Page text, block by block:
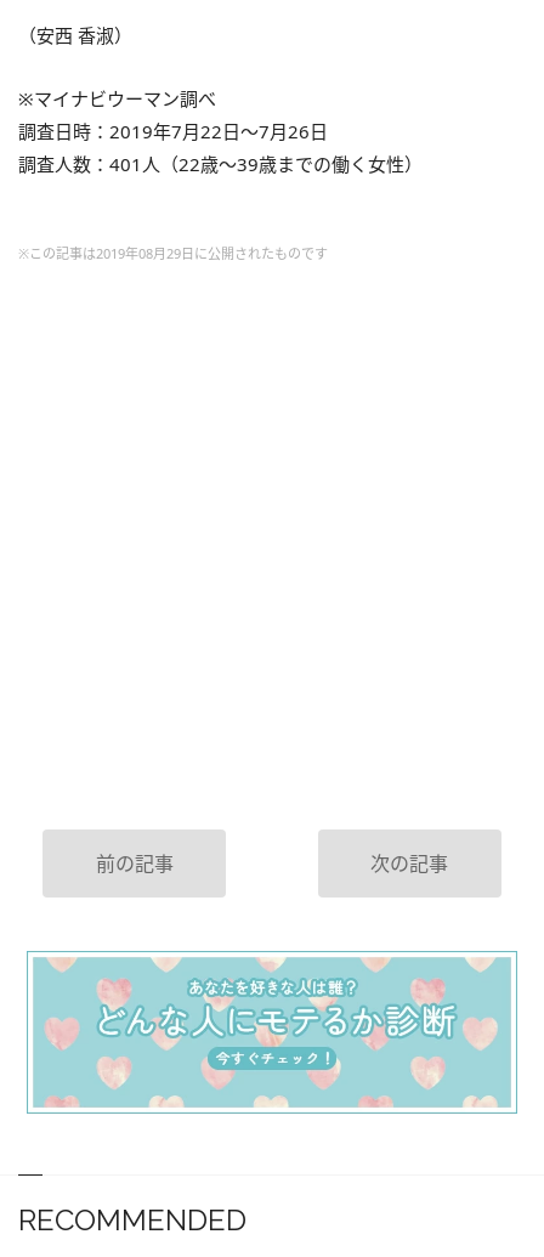
（安西 香淑）
※マイナビウーマン調べ
調査日時：2019年7月22日～7月26日
調査人数：401人（22歳～39歳までの働く女性）
※この記事は2019年08月29日に公開されたものです
前の記事 次の記事
RECOMMENDED